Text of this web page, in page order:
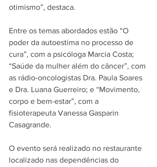
otimismo”, destaca.
Entre os temas abordados estão “O
poder da autoestima no processo de
cura”, com a psicóloga Marcia Costa;
“Saúde da mulher além do câncer”, com
as rádio-oncologistas Dra. Paula Soares
e Dra. Luana Guerreiro; e “Movimento,
corpo e bem-estar”, com a
fisioterapeuta Vanessa Gasparin
Casagrande.
O evento será realizado no restaurante
localizado nas dependências do